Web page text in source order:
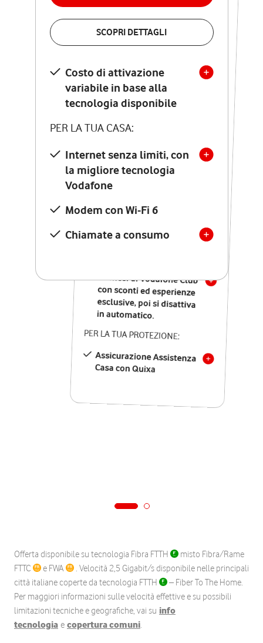
SCOPRI DETTAGLI
Costo di attivazione
variabile in base alla
tecnologia disponibile
PER LA TUA CASA:
Internet senza limiti, con
la migliore tecnologia
Vodafone
Modem con Wi-Fi 6
Chiamate a consumo
VERIFICA LA COPERTURA
Costo di attivazione
variabile in base alla
tecnologia disponibile
PER LA TUA CASA:
Internet senza limiti, con
la migliore tecnologia
Vodafone
Modem Seven con Wi-Fi 7
Chiamate illimitate verso
numeri fissi e mobili
nazionali
12 mesi di Vodafone Club
con sconti ed esperienze
esclusive, poi si disattiva
in automatico.
PER LA TUA PROTEZIONE:
Assicurazione Assistenza
Casa con Quixa
Offerta disponibile su tecnologia Fibra FTTH
misto Fibra/Rame
FTTC
e FWA
. Velocità 2,5 Gigabit/s disponibile nelle principali
città italiane coperte da tecnologia FTTH
– Fiber To The Home.
Per maggiori informazioni sulle velocità effettive e su possibili
limitazioni tecniche e geografiche, vai su info
tecnologia e copertura comuni.